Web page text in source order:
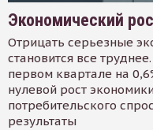
Экономический
Отрицать серьезные
становится все
первом квартале на
нулевой рост
потребительского
результаты